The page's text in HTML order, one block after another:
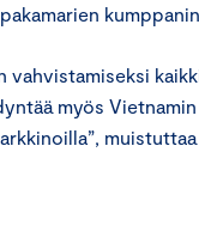
vahvistamiseksi
myös Vietnamin
muistuttaa